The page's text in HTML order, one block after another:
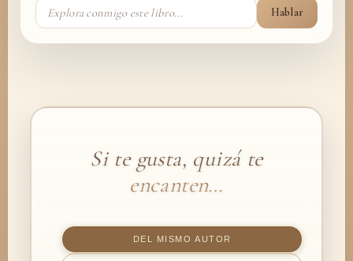
Hablar
Si te gusta, quizá te
encanten…
DEL MISMO AUTOR